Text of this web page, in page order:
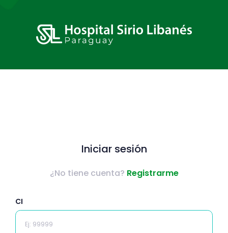
Iniciar sesión
¿No tiene cuenta? Registrarme
CI